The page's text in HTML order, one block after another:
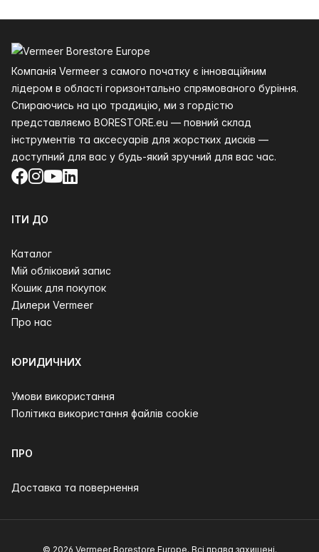
Компанія Vermeer з самого початку є інноваційним
лідером в області горизонтально спрямованого буріння.
Спираючись на цю традицію, ми з гордістю
представляємо BORESTORE.eu — повний склад
інструментів та аксесуарів для жорстких дисків —
доступний для вас у будь-який зручний для вас час.
Facebook
Instagram
YouTube
LinkedIn
ІТИ ДО
Каталог
Мій обліковий запис
Кошик для покупок
Дилери Vermeer
Про нас
ЮРИДИЧНИХ
Умови використання
Політика використання файлів cookie
ПРО
Доставка та повернення
© 2026 Vermeer Borestore Europe. Всі права захищені.